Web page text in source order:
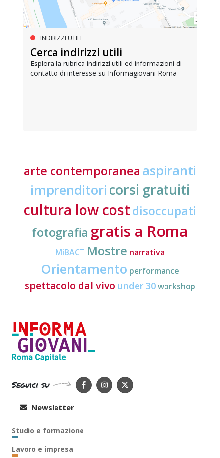
INDIRIZZI UTILI
Cerca indirizzi utili
Esplora la rubrica indirizzi utili ed informazioni di
contatto di interesse su Informagiovani Roma
arte contemporanea aspiranti
imprenditori corsi gratuiti
cultura low costdisoccupati
fotografia gratis a Roma
MiBACT Mostre narrativa
Orientamento performance
spettacolo dal vivo under 30workshop
Seguici su
Newsletter
Studio e formazione
Lavoro e impresa